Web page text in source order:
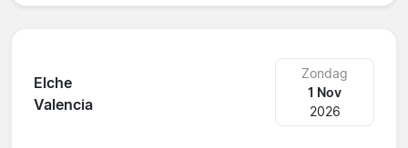
Elche
Valencia
Zondag
1 Nov
2026